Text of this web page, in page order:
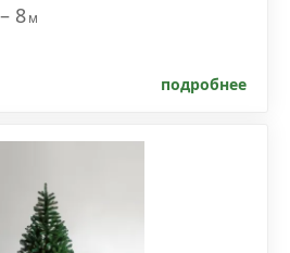
8м
подробнее